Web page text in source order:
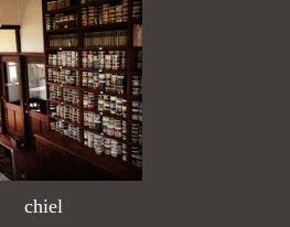
chiel